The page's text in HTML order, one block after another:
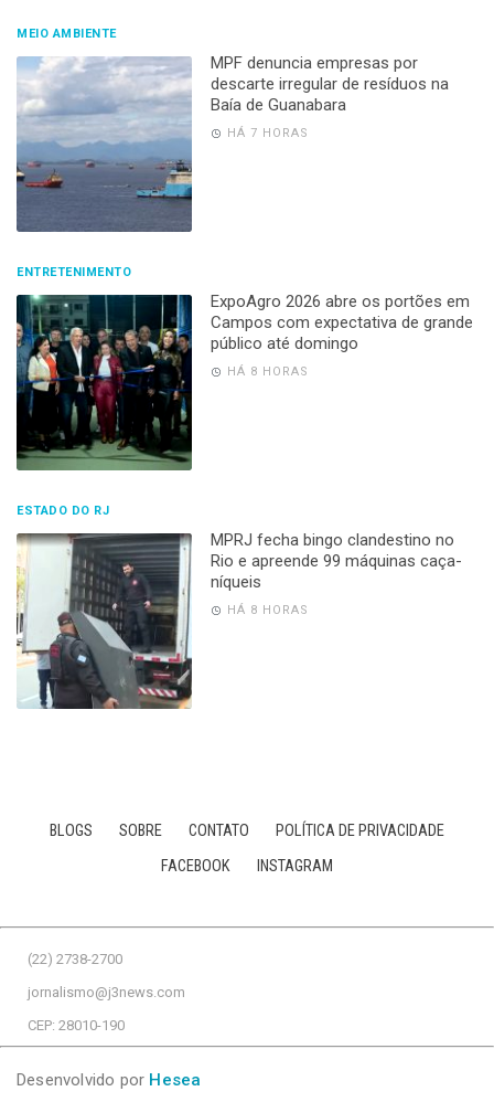
MEIO AMBIENTE
MPF denuncia empresas por
descarte irregular de resíduos na
Baía de Guanabara
HÁ 7 HORAS
ENTRETENIMENTO
ExpoAgro 2026 abre os portões em
Campos com expectativa de grande
público até domingo
HÁ 8 HORAS
ESTADO DO RJ
MPRJ fecha bingo clandestino no
Rio e apreende 99 máquinas caça-
níqueis
HÁ 8 HORAS
BLOGS SOBRE CONTATO
POLÍTICA DE PRIVACIDADE
FACEBOOK
INSTAGRAM
(22) 2738-2700
jornalismo@j3news.com
CEP: 28010-190
Desenvolvido por Hesea